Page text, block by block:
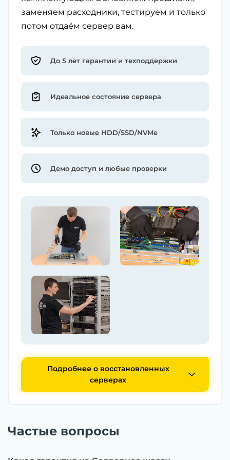
заменяем расходники, тестируем и только
потом отдаём сервер вам.
До 5 лет гарантии и техподдержки
Идеальное состояние сервера
Только новые HDD/SSD/NVMe
Демо доступ и любые проверки
Подробнее о восстановленных
серверах
Частые вопросы